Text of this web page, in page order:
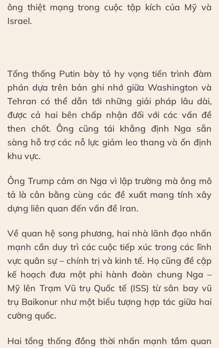
ông thiệt mạng trong cuộc tập kích của Mỹ và
Israel.
Tổng thống Putin bày tỏ hy vọng tiến trình đàm
phán dựa trên bản ghi nhớ giữa Washington và
Tehran có thể dẫn tới những giải pháp lâu dài,
được cả hai bên chấp nhận đối với các vấn đề
then chốt. Ông cũng tái khẳng định Nga sẵn
sàng hỗ trợ các nỗ lực giảm leo thang và ổn định
khu vực.
Ông Trump cảm ơn Nga vì lập trường mà ông mô
tả là cân bằng cùng các đề xuất mang tính xây
dựng liên quan đến vấn đề Iran.
Về quan hệ song phương, hai nhà lãnh đạo nhấn
mạnh cần duy trì các cuộc tiếp xúc trong các lĩnh
vực quân sự – chính trị và kinh tế. Họ cũng đề cập
kế hoạch đưa một phi hành đoàn chung Nga –
Mỹ lên Trạm Vũ trụ Quốc tế (ISS) từ sân bay vũ
trụ Baikonur như một biểu tượng hợp tác giữa hai
cường quốc.
Hai tổng thống đồng thời nhấn mạnh tầm quan